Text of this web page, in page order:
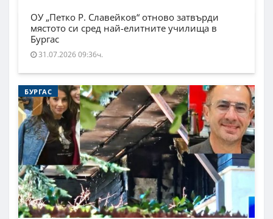
ОУ „Петко Р. Славейков“ отново затвърди
мястото си сред най-елитните училища в
Бургас
31.07.2026 09:36ч.
БУРГАС